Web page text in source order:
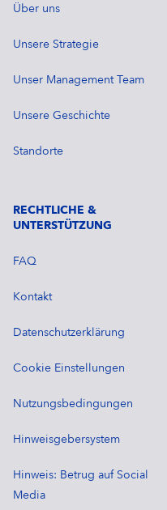
Über uns
Unsere Strategie
Unser Management Team
Unsere Geschichte
Standorte
RECHTLICHE &
UNTERSTÜTZUNG
FAQ
Kontakt
Datenschutzerklärung
Cookie Einstellungen
Nutzungsbedingungen
Hinweisgebersystem
Hinweis: Betrug auf Social
Media